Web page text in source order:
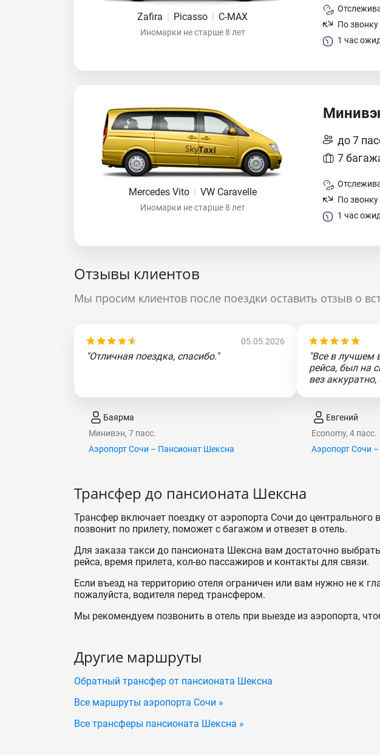
Zafira | Picasso | C-MAX
Иномарки не старше 8 лет
По звонку
1 час
Mercedes Vito | VW Caravelle
Иномарки не старше 8 лет
до 7
7
По звонку
1 час
Отзывы клиентов
Мы просим клиентов после поездки оставить отзыв о
05.05.2026
"Отличная поездка, спасибо."
Баярма
Минивэн, 7 пасс.
Аэропорт Сочи – Пансионат Шексна
"Все в лучшем
рейса, был на
вез
Евгений
Economy, 4 пасс.
Аэропорт Сочи
Трансфер до пансионата Шексна
Трансфер включает поездку от аэропорта Сочи до центрального
позвонит по прилету, поможет с багажом и отвезет в отель.
Для заказа такси до пансионата Шексна вам достаточно
рейса, время прилета, кол-во пассажиров и контакты для связи.
Если въезд на территорию отеля ограничен или вам нужно не к
пожалуйста, водителя перед трансфером.
Мы рекомендуем позвонить в отель при выезде из аэропорта,
Другие маршруты
Обратный трансфер от пансионата Шексна
Все маршруты аэропорта Сочи »
Все трансферы пансионата Шексна »